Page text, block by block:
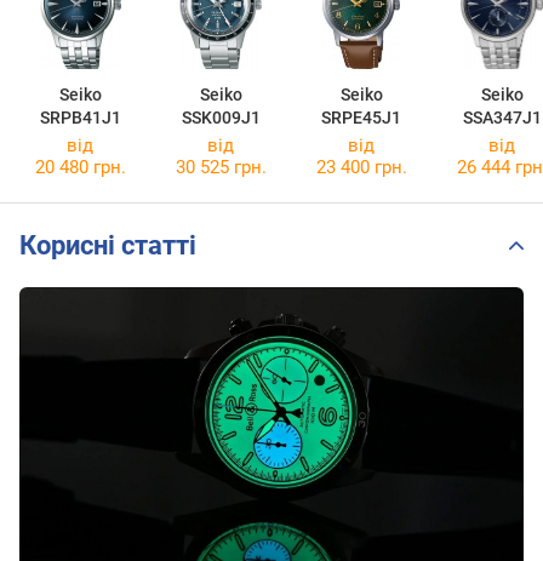
Seiko
SRPB41J1
Seiko
SSK009J1
Seiko
SRPE45J1
Seiko
SSA347J1
від
20 480 грн.
від
30 525 грн.
від
23 400 грн.
від
26 444
Корисні статті